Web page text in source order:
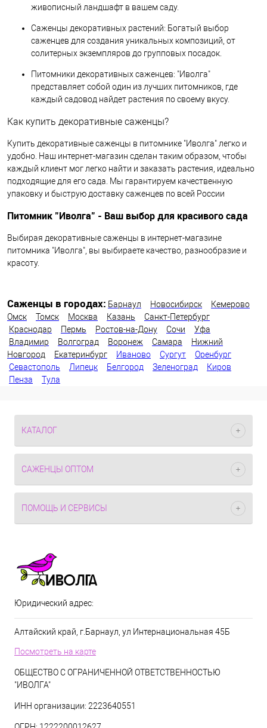
живописный ландшафт в вашем саду.
Саженцы декоративных растений: Богатый выбор
саженцев для создания уникальных композиций, от
солитерных экземпляров до групповых посадок.
Питомники декоративных саженцев: "Иволга"
представляет собой один из лучших питомников, где
каждый садовод найдет растения по своему вкусу.
Как купить декоративные саженцы?
Купить декоративные саженцы в питомнике "Иволга" легко и
удобно. Наш интернет-магазин сделан таким образом, чтобы
каждый клиент мог легко найти и заказать растения, идеально
подходящие для его сада. Мы гарантируем качественную
упаковку и быструю доставку саженцев по всей России
Питомник "Иволга" - Ваш выбор для красивого сада
Выбирая декоративные саженцы в интернет-магазине
питомника "Иволга", вы выбираете качество, разнообразие и
красоту.
Саженцы в городах: Барнаул Новосибирск
Кемерово
Омск
Томск Москва Казань
Санкт-Петербург
Краснодар
Пермь Ростов-на-Дону Сочи
Уфа
Владимир
Волгоград Воронеж Самара
Нижний
Новгород
Екатеринбург Иваново Сургут
Оренбург
Севастополь
Липецк Белгород Зеленоград
Киров
Пенза
Тула
КАТАЛОГ
САЖЕНЦЫ ОПТОМ
ПОМОЩЬ И СЕРВИСЫ
Юридический адрес:
Алтайский край, г.Барнаул, ул Интернациональная 45Б
Посмотреть на карте
ОБЩЕСТВО С ОГРАНИЧЕННОЙ ОТВЕТСТВЕННОСТЬЮ
"ИВОЛГА"
ИНН организации: 2223640551